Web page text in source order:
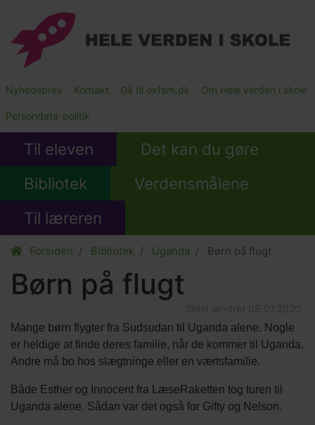
hovedindhold
Main
Submenu
Nyhedsbrev Kontakt Gå til oxfam.dk Om Hele verden i skole
Persondata-politik
Til eleven
Det kan du gøre
Bibliotek
Verdensmålene
Til læreren
Forsiden Bibliotek Uganda Børn på flugt
Børn på flugt
Mange børn flygter fra Sudsudan til Uganda alene. Nogle
er heldige at finde deres familie, når de kommer til Uganda.
Andre må bo hos slægtninge eller en værtsfamilie.
Både Esther og Innocent fra LæseRaketten tog turen til
Uganda alene. Sådan var det også for Gifty og Nelson.